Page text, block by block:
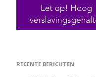
RECENTE BERICHTEN